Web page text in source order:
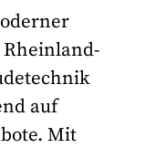
auf
Mit